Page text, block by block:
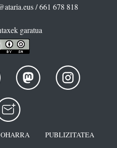
/ 661 678 818
garatua
PUBLIZITATEA